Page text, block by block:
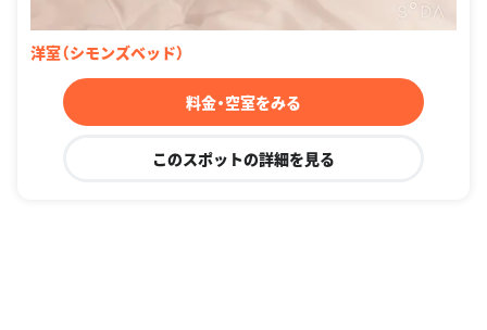
洋室（シモンズベッド）
料金・空室をみる
このスポットの詳細を見る